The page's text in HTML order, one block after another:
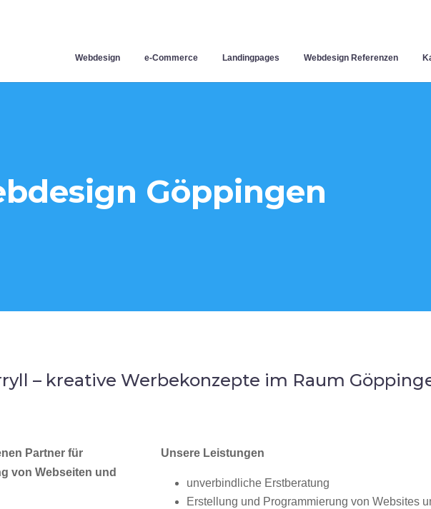
Webdesign e-Commerce Landingpages Webdesign Referenzen
Göppingen
– kreative Werbekonzepte im Raum
Partner für
von Webseiten und
Unsere Leistungen
unverbindliche Erstberatung
Erstellung und Programmierung von Websites